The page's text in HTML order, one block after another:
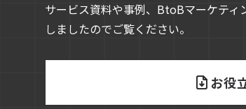
サービス資料や事例、BtoBマーケティ
しましたのでご覧ください。
お役